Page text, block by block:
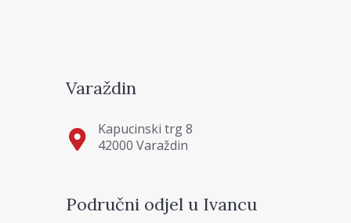
Varaždin
Kapucinski trg 8
42000 Varaždin
Područni odjel u Ivancu